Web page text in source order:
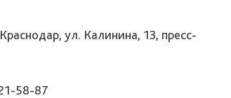
ул. Калинина, 13, пресс-
58-87